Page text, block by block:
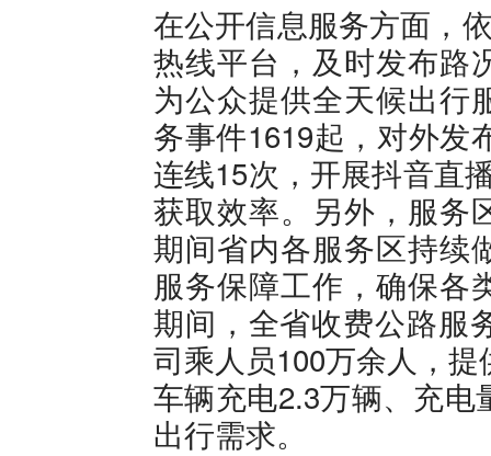
在公开信息服务方面，
热线平台，及时发布路
为公众提供全天候出行
务事件1619起，对外发
连线15次，开展抖音直
获取效率。另外，服务
期间省内各服务区持续
服务保障工作，确保各
期间，全省收费公路服
司乘人员100万余人，
车辆充电2.3万辆、充
出行需求。